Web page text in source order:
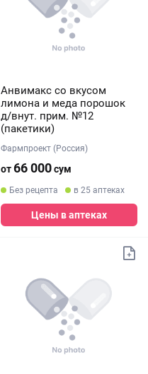
Анвимакс со вкусом
лимона и меда порошок
д/внут. прим. №12
(пакетики)
Фармпроект (Россия)
от66 000сум
Без рецепта в 25 аптеках
Цены в аптеках